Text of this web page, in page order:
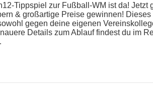
Tippspiel zur Fußball-WM ist da! Jetzt
& großartige Preise gewinnen!
gegen deine eigenen
Details zum Ablauf findest du im